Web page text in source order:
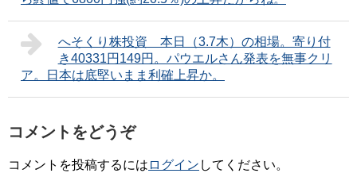
へそくり株投資 本日（3.7木）の相場。寄り付
き40331円149円。パウエルさん発表を無事クリ
ア。日本は底堅いまま利確上昇か。
コメントをどうぞ
コメントを投稿するには ログイン してください。